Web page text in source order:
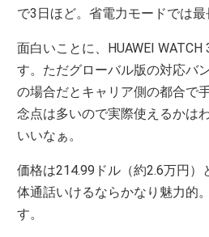
で3日ほど。省電力モードでは最
面白いことに、HUAWEI
す。ただグローバル版の対応バ
の場合だとキャリア側の都合で
念点は多いので実際使えるかは
いいなぁ。
価格は214.99ドル（約2.6万円
体通話いけるならかなり魅力的
す。